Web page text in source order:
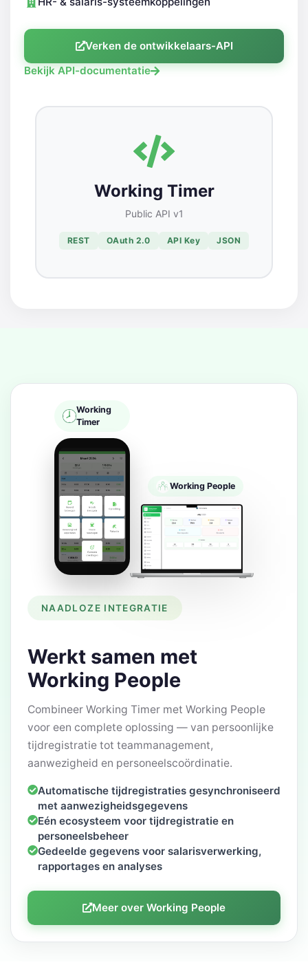
Verken de ontwikkelaars-API
Bekijk API-documentatie
Working Timer
Public API v1
REST OAuth 2.0 API Key JSON
Working
Timer
Working People
NAADLOZE INTEGRATIE
Werkt samen met
Working People
Combineer Working Timer met Working People
voor een complete oplossing — van persoonlijke
tijdregistratie tot teammanagement,
aanwezigheid en personeelscoördinatie.
Automatische tijdregistraties gesynchroniseerd
met aanwezigheidsgegevens
Eén ecosysteem voor tijdregistratie en
personeelsbeheer
Gedeelde gegevens voor salarisverwerking,
rapportages en analyses
Meer over Working People